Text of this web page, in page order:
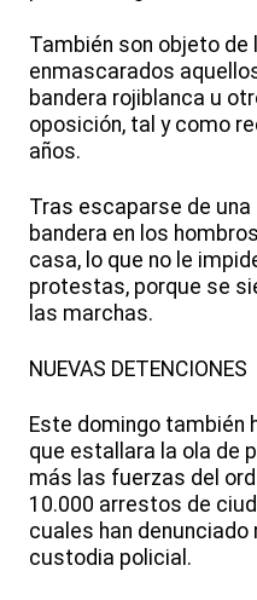
También son objeto
enmascarados
bandera rojiblanca u
oposición, tal y como
años.
Tras escaparse de una
bandera en los
casa, lo que no le
protestas, porque se
las marchas.
NUEVAS DETENCIONES
Este domingo también
que estallara la ola de
más las fuerzas del
10.000 arrestos de
cuales han
custodia policial.